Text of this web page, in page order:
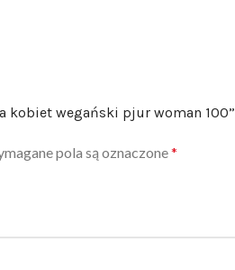
kobiet wegański pjur woman 100”
pola są oznaczone*